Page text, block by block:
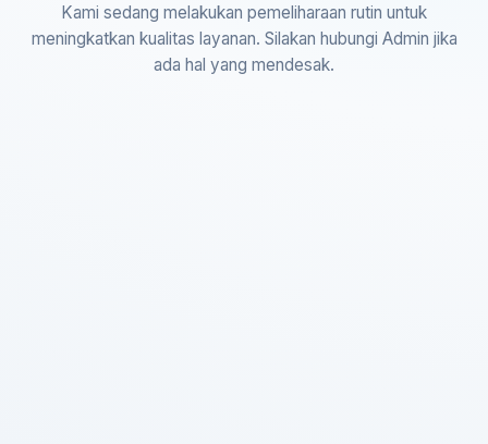
Kami sedang melakukan pemeliharaan rutin untuk
meningkatkan kualitas layanan. Silakan hubungi Admin jika
ada hal yang mendesak.